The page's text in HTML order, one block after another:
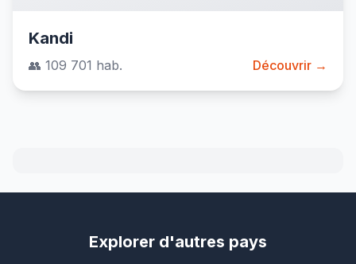
Kandi
👥 109 701 hab. Découvrir →
Explorer d'autres pays